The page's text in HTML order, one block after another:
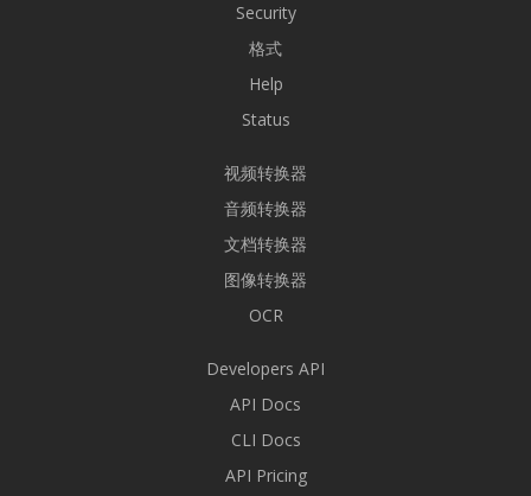
Security
格式
Help
Status
视频转换器
音频转换器
文档转换器
图像转换器
OCR
Developers API
API Docs
CLI Docs
API Pricing